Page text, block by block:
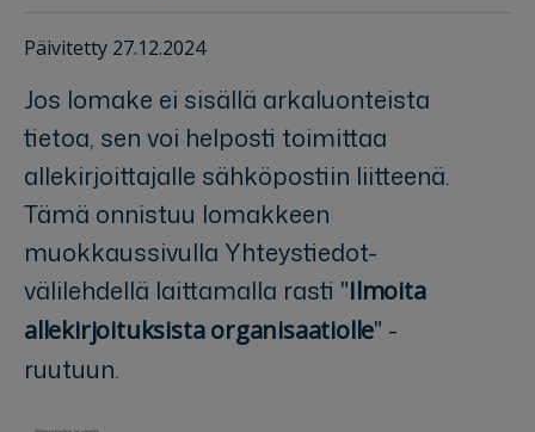
Päivitetty 27.12.2024
Jos lomake ei sisällä arkaluonteista
tietoa, sen voi helposti toimittaa
allekirjoittajalle sähköpostiin liitteenä.
Tämä onnistuu lomakkeen
muokkaussivulla Yhteystiedot-
välilehdellä laittamalla rasti "Ilmoita
allekirjoituksista organisaatiolle" -
ruutuun.